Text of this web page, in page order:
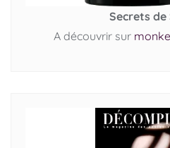
Secrets de
A découvrir sur